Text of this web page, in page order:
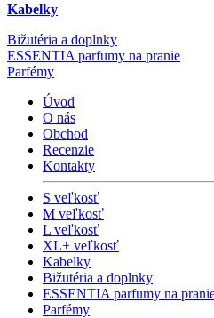
Kabelky
Bižutéria a doplnky
ESSENTIA parfumy na pranie
Parfémy
Úvod
O nás
Obchod
Recenzie
Kontakty
S veľkosť
M veľkosť
L veľkosť
XL+ veľkosť
Kabelky
Bižutéria a doplnky
ESSENTIA parfumy na
Parfémy